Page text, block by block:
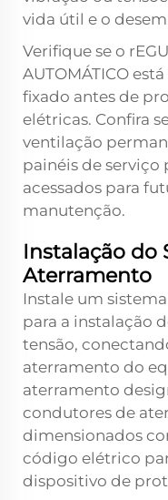
vida útil e o
Verifique se o
AUTOMÁTICO
fixado antes de
elétricas. Confira
ventilação
painéis de
acessados para
manutenção.
Instalação do
Aterramento
Instale um
para a instalação
tensão,
aterramento do
aterramento
condutores de
dimensionados
código elétrico
dispositivo de